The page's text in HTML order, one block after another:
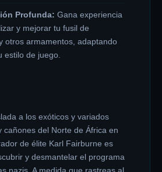
Profunda: Gana experiencia
y mejorar tu fusil de
otros armamentos, adaptando
estilo de juego.
a los exóticos y variados
cañones del Norte de África en
de élite Karl Fairburne es
y desmantelar el programa
nazis. A medida que rastreas al